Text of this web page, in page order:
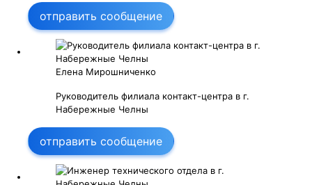
отправить сообщение
Елена Мирошниченко
Руководитель филиала контакт-центра в г.
Набережные Челны
отправить сообщение